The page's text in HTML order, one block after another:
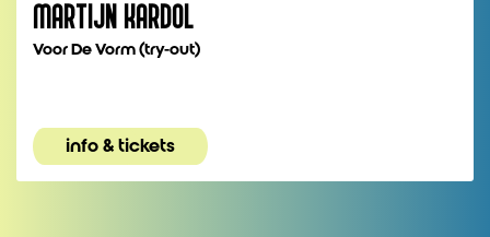
MARTIJN KARDOL
Voor De Vorm (try-out)
info & tickets